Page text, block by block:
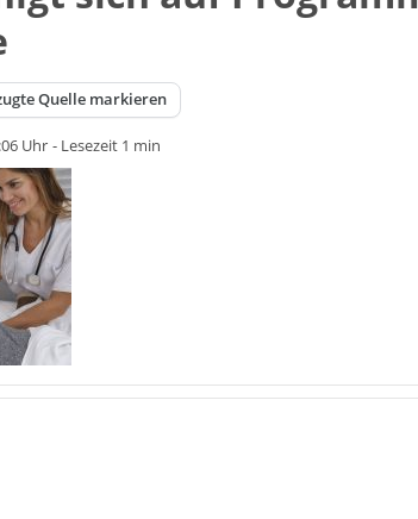
Quelle markieren
Uhr - Lesezeit 1 min